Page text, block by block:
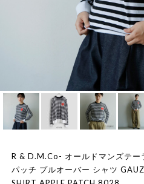
R & D.M.Co- オールドマンズテー
パッチ プルオーバー シャツ